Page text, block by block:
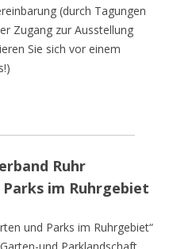
(durch Tagungen
Zugang zur Ausstellung
Sie sich vor einem
Ruhr
im Ruhrgebiet
und Parks im Ruhrgebiet“